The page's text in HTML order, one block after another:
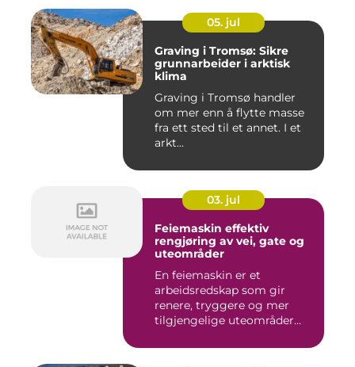
05. jul
Graving i Tromsø: Sikre
grunnarbeider i arktisk
klima
Graving i Tromsø handler
om mer enn å flytte masse
fra ett sted til et annet. I et
arkt...
03. jul
Feiemaskin effektiv
rengjøring av vei, gate og
uteområder
En feiemaskin er et
arbeidsredskap som gir
renere, tryggere og mer
tilgjengelige uteområder